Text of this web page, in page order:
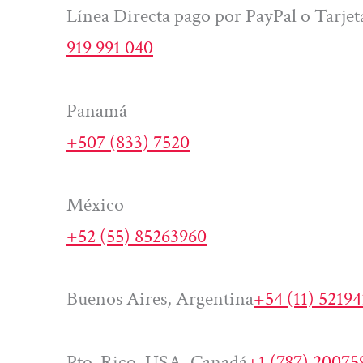
Línea Directa pago por PayPal o
919 991 040
Panamá
+507 (833) 7520
México
+52 (55) 85263960
Buenos Aires, Argentina+54 (11)